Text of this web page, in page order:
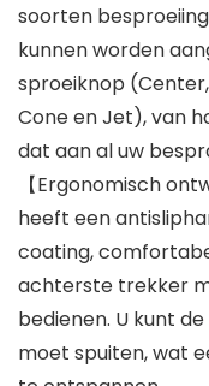
soorten
kunnen worden
sproeiknop (Center,
Cone en Jet), van
dat aan al uw
【Ergonomisch
heeft een
coating,
achterste trekker
bedienen. U kunt
moet spuiten, wat